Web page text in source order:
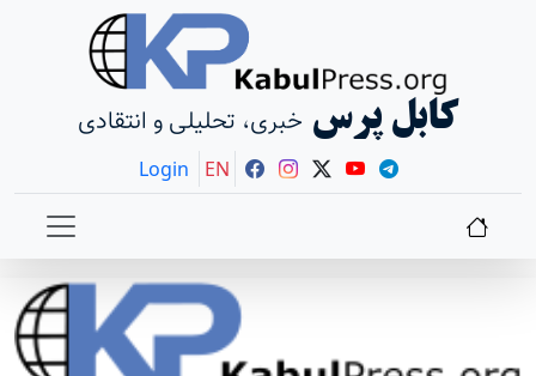
کابل پرس خبری، تحلیلی و انتقادی
Login EN